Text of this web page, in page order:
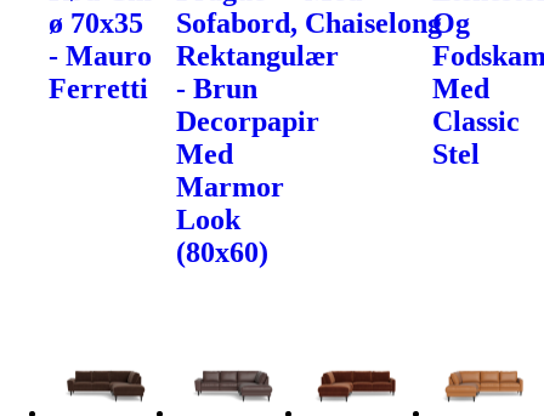
ø 70x35
- Mauro
Ferretti
Sofabord,
Rektangulær
- Brun
Decorpapir
Med
Marmor
Look
(80x60)
ChaiselongOg
Med
Classic
Stel